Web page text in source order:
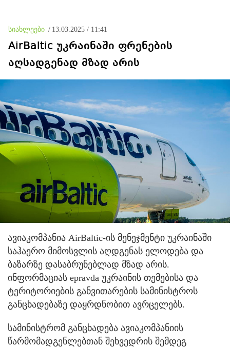
სიახლეები / 13.03.2025 / 11:41
AirBaltic უკრაინაში ფრენების
აღსადგენად მზად არის
ავიაკომპანია AirBaltic-ის მენეჯმენტი უკრაინაში
საჰაერო მიმოსვლის აღდგენას ელოდება და
ბაზარზე დასაბრუნებლად მზად არის.
ინფორმაციას epravda უკრაინის თემებისა და
ტერიტორიების განვითარების სამინისტროს
განცხადებაზე დაყრდნობით ავრცელებს.
სამინისტრომ განცხადება ავიაკომპანიის
წარმომადგენლებთან შეხვედრის შემდეგ